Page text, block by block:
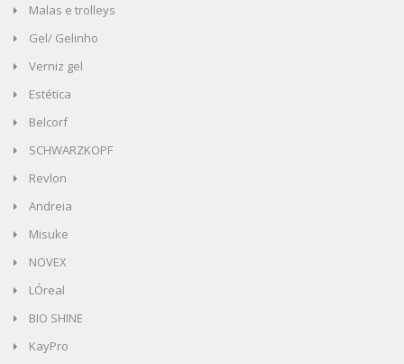
Malas e trolleys
Gel/ Gelinho
Verniz gel
Estética
Belcorf
SCHWARZKOPF
Revlon
Andreia
Misuke
NOVEX
LÓreal
BIO SHINE
KayPro